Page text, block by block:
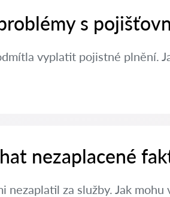
s
vyplatit pojistné plnění.
nezaplacené
nezaplatil za služby. Jak